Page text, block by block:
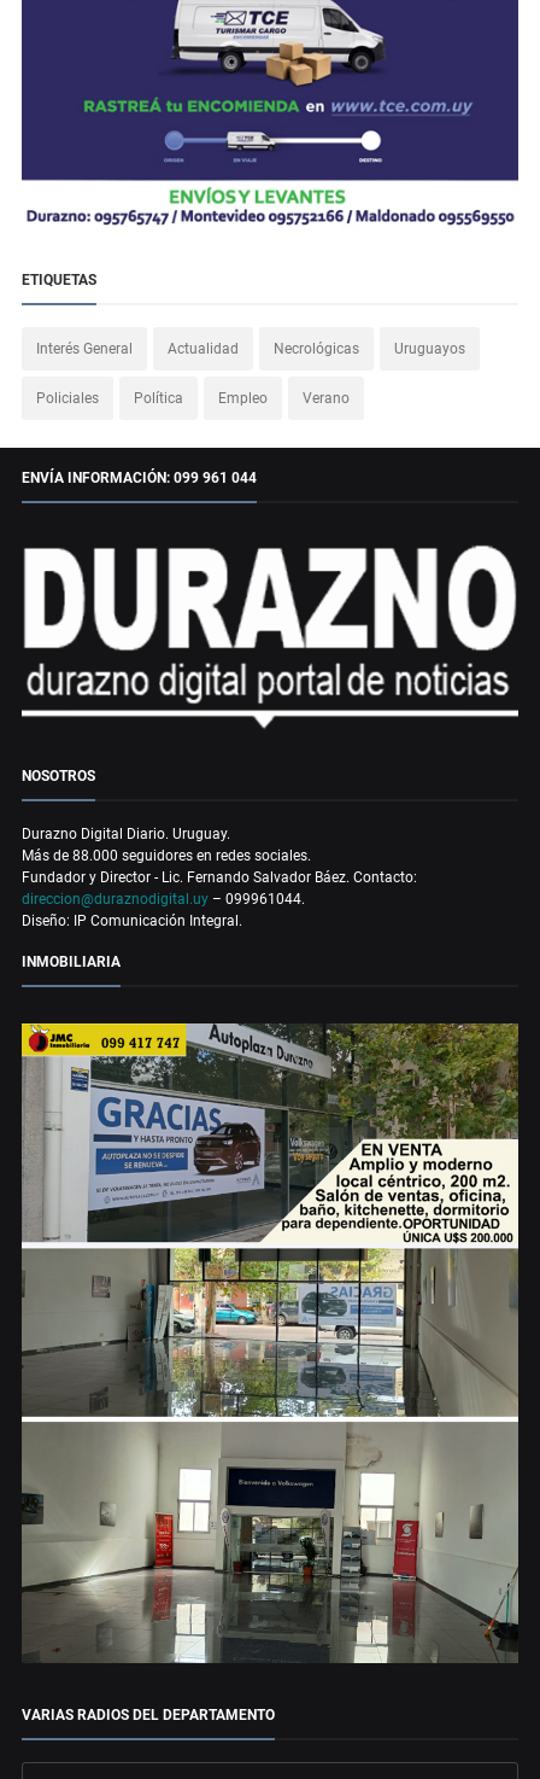
ETIQUETAS
Interés General Actualidad Necrológicas Uruguayos
Policiales Política Empleo Verano
ENVÍA INFORMACIÓN: 099 961 044
NOSOTROS
Durazno Digital Diario. Uruguay.
Más de 88.000 seguidores en redes sociales.
Fundador y Director - Lic. Fernando Salvador Báez. Contacto:
direccion@duraznodigital.uy – 099961044.
Diseño: IP Comunicación Integral.
INMOBILIARIA
VARIAS RADIOS DEL DEPARTAMENTO